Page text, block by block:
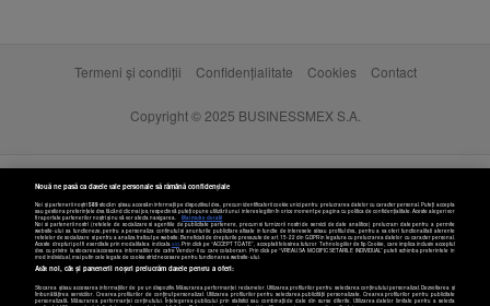
Termeni și condiții Confidențialitate Cookies Contact
Copyright © 2025 BUSINESSMEX S.A.
Nouă ne pasă ca datele tale personale să rămână confidențiale
Noi și partenerii noștri589stocăm și/sau accesăm informații pe dispozitivul dvs., precum identificatorii cookie unici pentru prelucrarea datelor cu caracter personal. Puteți accepta
sau gestiona preferințele dvs. făcând clic mai jos, respectiv vă puteți opune utilizării unui interes legitim în orice moment pe pagina cu politica de confidențialitate. Aceste alegeri vor
fi raportate partenerilor noștri și nu vă vor afecta navigarea.
Mai multe detalii
Noi si partenerii nostri (retelele de socializare si agentiile de publicitate partenere, precum si furnizorii nostri de servicii de date analitice) prelucram date pentru a permite
website-ului sa functioneze, pentru a personaliza continutul si anunturile publicitare afisate in functie de interesele si/sau profilul dvs., pentru a va oferi functionalitati aferente
retelelor de socializare si pentru a analiza traficul pe website. Beneficiati de drepturile prevazute de art. 15-22 din GDPR in legatura cu prelucrarea datelor cu caracter personal.
Aceste drepturi pot fi exercitate prin modalitatea indicataaici. Prin click pe “ACCEPT TOATE”, acceptati folosirea tuturor Tehnologiilor de tip Cookie, care implica inclusiv acceptul
dvs. cu privire la stocarea/accesarea informatiilor de catre Vendor-ii cu care colaboram. Prin click pe “VREAU SA MODIFIC SETARILE INDIVIDUAL” puteti schimba preferintele in
mod individual, mai putin cele legate de cookie strict necesare pentru functionarea website-ului.
Atât noi, cât și partenerii noștri prelucrăm datele pentru a oferi:
Stocarea și/sau accesarea informațiilor de pe un dispozitiv. Măsurarea performanței reclamelor. Utilizarea profilurilor pentru selectarea conținutului personalizat. Dezvoltarea și
îmbunătățirea serviciilor. Crearea profilurilor de conținut personalizat. Utilizarea profilurilor pentru selectarea publicității personalizate. Crearea profilurilor pentru publicitate
personalizată. Măsurarea performanței conținutului. Înțelegerea publicului prin statistici sau combinații de date din surse diferite. Utilizarea datelor limitate pentru a selecta